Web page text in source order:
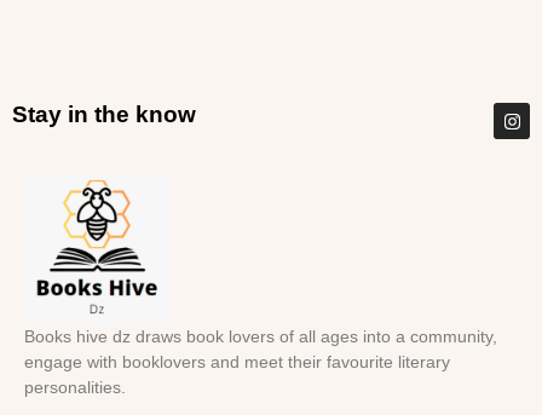
Stay in the know
Books hive dz draws book lovers of all ages into a community,
engage with booklovers and meet their favourite literary
personalities.